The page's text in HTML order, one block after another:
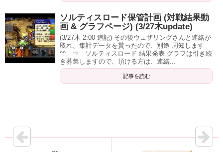
ソルティスロード保管計画 (対戦結果動
画 & グラフページ) (3/27木update)
(3/27木 2:00 追記) その後ウェザリングさんと連絡が
取れ、集計データを貰ったので、別途 周知します
^^ ⇒ ソルティスロード 結果発表 グラフは引き続
き募集しますので、頂ける方は、連絡...
記事を読む